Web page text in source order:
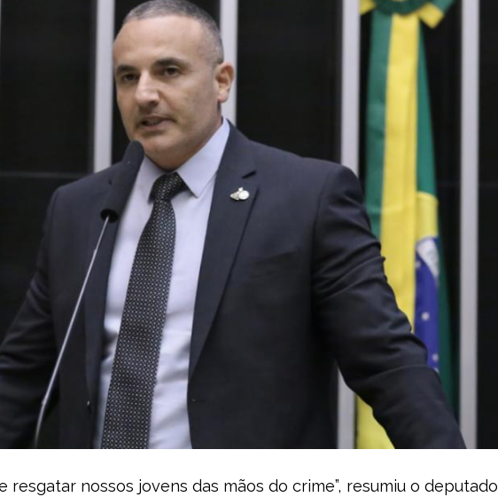
resgatar nossos jovens das mãos do crime”, resumiu o deputado